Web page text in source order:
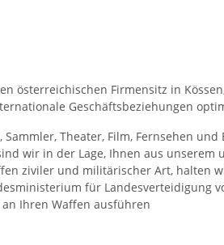
österreichischen Firmensitz in
Geschäftsbeziehungen
Theater, Film, Fernsehen
wir in der Lage, Ihnen aus
ziviler und militärischer Art, halten
für Landesverteidigung
Ihren Waffen ausführen